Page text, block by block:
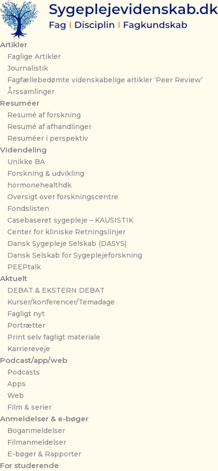
Gå
til
indholdet
Artikler
Faglige Artikler
Journalistik
Fagfællebedømte videnskabelige artikler ‘Peer Review’
Årssamlinger
Resuméer
Resumé af forskning
Resumé af afhandlinger
Resuméer i perspektiv
Videndeling
Unikke BA
Forskning & udvikling
hormonehealthdk
Oversigt over forskningscentre
Fondslisten
Casebaseret sygepleje – KAUSISTIK
Center for kliniske Retningslinjer
Dansk Sygepleje Selskab (DASYS)
Dansk Selskab for Sygeplejeforskning
PEEPtalk
Aktuelt
DEBAT & EKSTERN DEBAT
Kurser/konferencer/Temadage
Fagligt nyt
Portrætter
Print selv fagligt materiale
Karriereveje
Podcast/app/web
Podcasts
Apps
Web
Film & serier
Anmeldelser & e-bøger
Boganmeldelser
Filmanmeldelser
E-bøger & Rapporter
For studerende